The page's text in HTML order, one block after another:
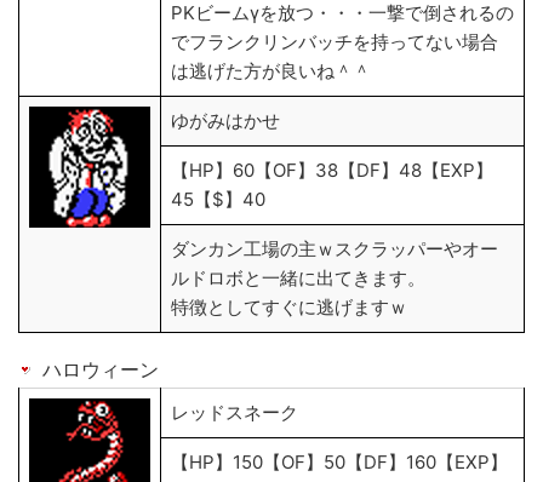
PKビームγを放つ・・・一撃で倒されるの
でフランクリンバッチを持ってない場合
は逃げた方が良いね＾＾
ゆがみはかせ
【HP】60【OF】38【DF】48【EXP】
45【$】40
ダンカン工場の主ｗスクラッパーやオー
ルドロボと一緒に出てきます。
特徴としてすぐに逃げますｗ
ハロウィーン
レッドスネーク
【HP】150【OF】50【DF】160【EXP】